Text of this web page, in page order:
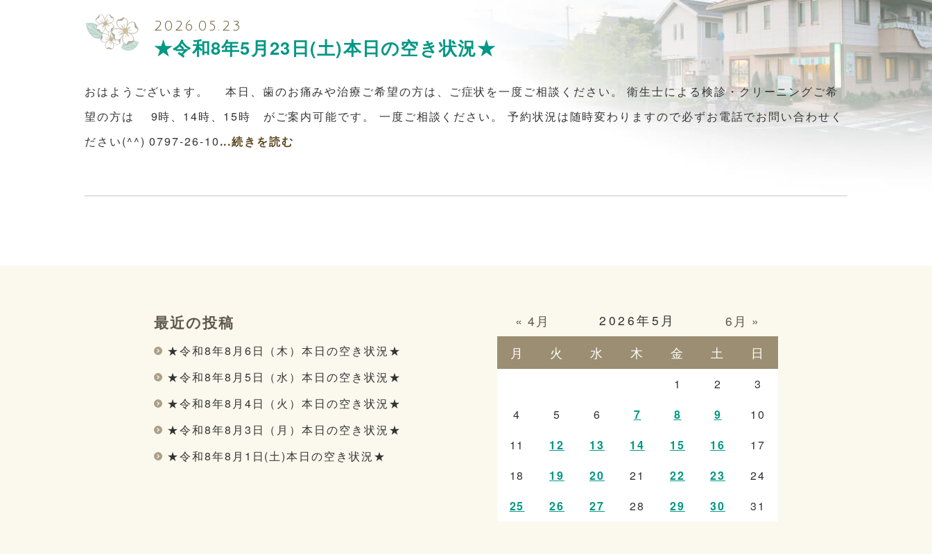
2026.05.23
★令和8年5月23日(土)本日の空き状況★
おはようございます。 本日、歯のお痛みや治療ご希望の方は、ご症状を一度ご相談ください。 衛生士による検診・クリーニングご希
望の方は 9時、14時、15時 がご案内可能です。 一度ご相談ください。 予約状況は随時変わりますので必ずお電話でお問い合わせく
ださい(^^) 0797-26-10...続きを読む
最近の投稿
★令和8年8月6日（木）本日の空き状況★
★令和8年8月5日（水）本日の空き状況★
★令和8年8月4日（火）本日の空き状況★
★令和8年8月3日（月）本日の空き状況★
★令和8年8月1日(土)本日の空き状況★
2026年5月
月
火 水 木 金 土 日
« 4月 6月 »
1 2
3
4
5 6 7 8 9
10
11
12 13 14 15 16
17
18
19 20 21 22 23
24
25
26 27 28 29 30 31